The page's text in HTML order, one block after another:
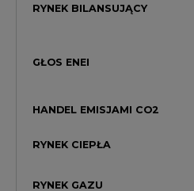
RYNEK BILANSUJĄCY
GŁOS ENEI
HANDEL EMISJAMI CO2
RYNEK CIEPŁA
RYNEK GAZU